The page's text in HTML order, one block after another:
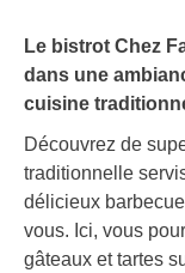
Le bistrot Chez
dans une
cuisine
Découvrez de
traditionnelle
délicieux
vous. Ici, vous
gâteaux et tartes